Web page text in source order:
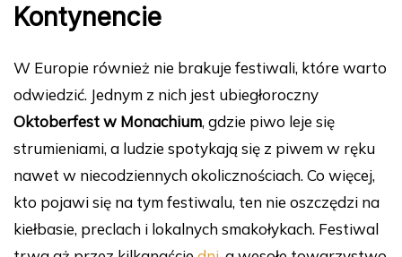
Kontynencie
W Europie również nie brakuje festiwali, które warto
odwiedzić. Jednym z nich jest ubiegłoroczny
Oktoberfest w Monachium, gdzie piwo leje się
strumieniami, a ludzie spotykają się z piwem w ręku
nawet w niecodziennych okolicznościach. Co więcej,
kto pojawi się na tym festiwalu, ten nie oszczędzi na
kiełbasie, preclach i lokalnych smakołykach. Festiwal